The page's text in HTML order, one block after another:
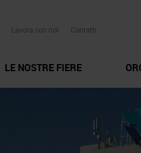
Lavora con noi Contatti
LE NOSTRE FIERE